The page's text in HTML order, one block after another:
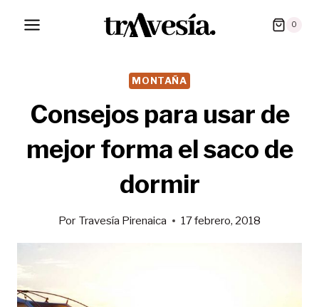
0
MONTAÑA
Consejos para usar de
mejor forma el saco de
dormir
Por Travesía Pirenaica 17 febrero, 2018